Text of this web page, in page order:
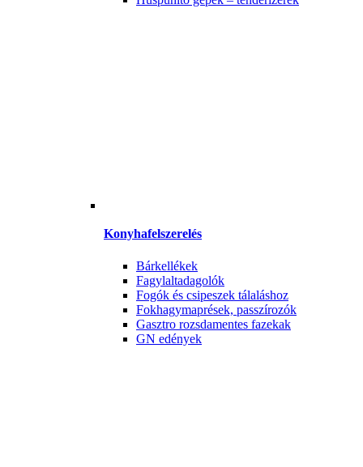
Konyhafelszerelés
Bárkellékek
Fagylaltadagolók
Fogók és csipeszek tálaláshoz
Fokhagymaprések, passzírozók
Gasztro rozsdamentes fazekak
GN edények